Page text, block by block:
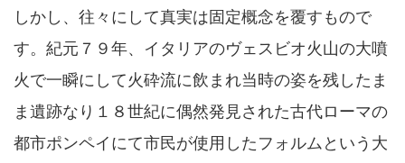
しかし、往々にして真実は固定概念を覆すもので
す。紀元７９年、イタリアのヴェスビオ火山の大噴
火で一瞬にして火砕流に飲まれ当時の姿を残したま
ま遺跡なり１８世紀に偶然発見された古代ローマの
都市ポンペイにて市民が使用したフォルムという大